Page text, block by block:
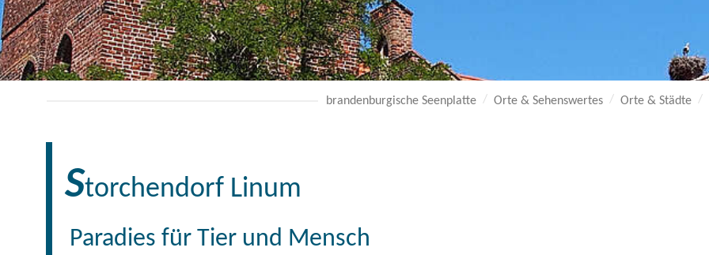
brandenburgische Seenplatte Orte & Sehenswertes Orte & Städte
Storchendorf Linum
Paradies für Tier und Mensch